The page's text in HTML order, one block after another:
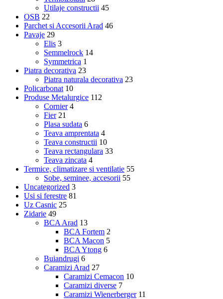
Utilaje constructii 45
OSB 22
Parchet si Accesorii Arad 46
Pavaje 29
Elis 3
Semmelrock 14
Symmetrica 1
Piatra decorativa 23
Piatra naturala decorativa 23
Policarbonat 10
Produse Metalurgice 112
Cornier 4
Fier 21
Plasa sudata 6
Teava amprentata 4
Teava constructii 10
Teava rectangulara 33
Teava zincata 4
Termice, climatizare si ventilatie 55
Sobe, seminee, accesorii 55
Uncategorized 3
Usi si ferestre 81
Uz Casnic 25
Zidarie 49
BCA Arad 13
BCA Fortem 2
BCA Macon 5
BCA Ytong 6
Buiandrugi 6
Caramizi Arad 27
Caramizi Cemacon 10
Caramizi diverse 7
Caramizi Wienerberger 11